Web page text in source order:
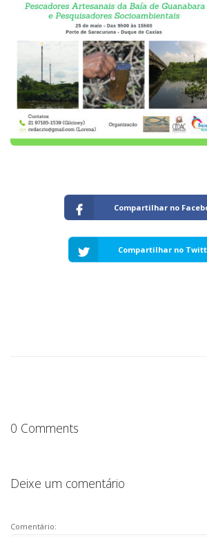
Pesquisadores
Economia da Poluição:
Capacidade de Suporte do
Exemplo de Externalidade e
Instrumentos Econômicos na
Instrumento de Comando e
Princípio do Poluidor Pagador
Nível Ótimo de Poluição
Pigou e poluição
Economia do Setor Público e
Parceiros
Publicações
Vídeos Educativos
Compartilhar no
Compartilhar no
0 Comments
Deixe um comentário
Comentário: